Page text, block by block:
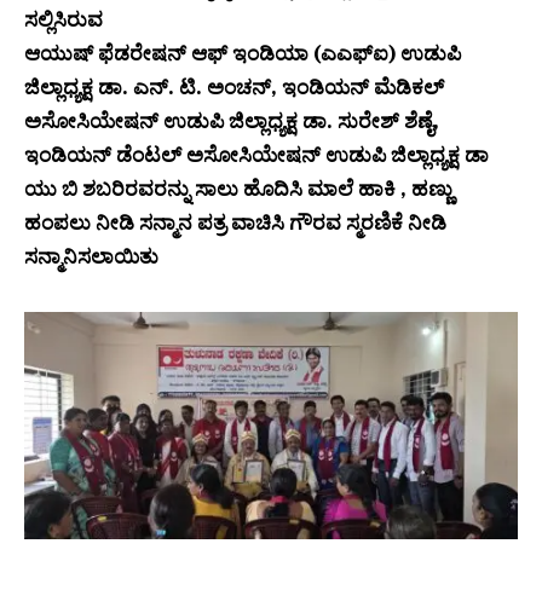
ಸಲ್ಲಿಸಿರುವ
ಆಯುಷ್ ಫೆಡರೇಷನ್ ಆಫ್ ಇಂಡಿಯಾ (ಎಎಫ್ಐ) ಉಡುಪಿ
ಜಿಲ್ಲಾಧ್ಯಕ್ಷ ಡಾ. ಎನ್. ಟಿ. ಅಂಚನ್, ಇಂಡಿಯನ್ ಮೆಡಿಕಲ್
ಅಸೋಸಿಯೇಷನ್ ಉಡುಪಿ ಜಿಲ್ಲಾಧ್ಯಕ್ಷ ಡಾ. ಸುರೇಶ್ ಶೆಣೈ,
ಇಂಡಿಯನ್ ಡೆಂಟಲ್ ಅಸೋಸಿಯೇಷನ್ ಉಡುಪಿ ಜಿಲ್ಲಾಧ್ಯಕ್ಷ ಡಾ
ಯು ಬಿ ಶಬರಿರವರನ್ನು ಸಾಲು ಹೊದಿಸಿ ಮಾಲೆ ಹಾಕಿ , ಹಣ್ಣು
ಹಂಪಲು ನೀಡಿ ಸನ್ಮಾನ ಪತ್ರ ವಾಚಿಸಿ ಗೌರವ ಸ್ಮರಣಿಕೆ ನೀಡಿ
ಸನ್ಮಾನಿಸಲಾಯಿತು